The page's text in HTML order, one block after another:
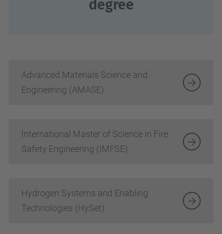
degree
Advanced Materials Science and
Engineering (AMASE)
International Master of Science in Fire
Safety Engineering (IMFSE)
Hydrogen Systems and Enabling
Technologies (HySet)